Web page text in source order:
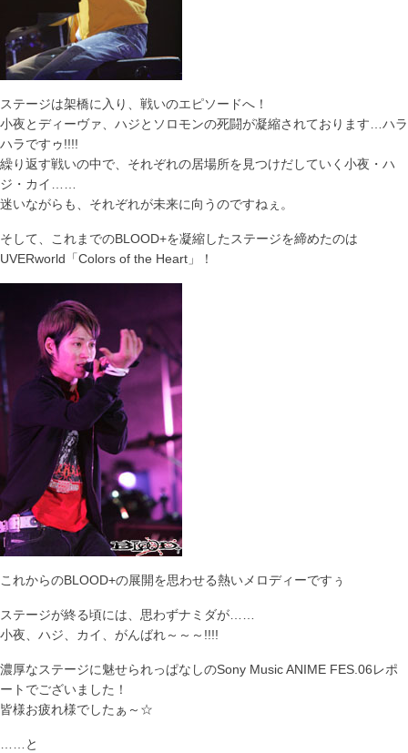
ステージは架橋に入り、戦いのエピソードへ！
小夜とディーヴァ、ハジとソロモンの死闘が凝縮されております…ハラ
ハラですゥ!!!!
繰り返す戦いの中で、それぞれの居場所を見つけだしていく小夜・ハ
ジ・カイ……
迷いながらも、それぞれが未来に向うのですねぇ。
そして、これまでのBLOOD+を凝縮したステージを締めたのは
UVERworld「Colors of the Heart」！
これからのBLOOD+の展開を思わせる熱いメロディーですぅ
ステージが終る頃には、思わずナミダが……
小夜、ハジ、カイ、がんばれ～～～!!!!
濃厚なステージに魅せられっぱなしのSony Music ANIME FES.06レポ
ートでございました！
皆様お疲れ様でしたぁ～☆
……と